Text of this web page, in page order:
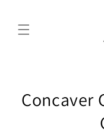
Inhalt
Concaver